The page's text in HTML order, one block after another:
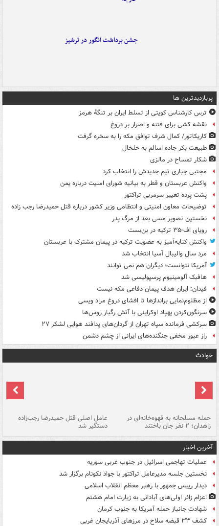
جشن برداشت انگور در ترشیز
پربازدیدترین ها
ترس کارشناس کویتی از تسلط ایران بر تنگۀ هرمز
نقشه کشی برای فتنه و اصرار بر دروغ
کاریکاتور/ کمال شرف توافق مکه را به سخره گرفت
طبیعت بکر جاده اسالم به خلخال
شکار تمساح در مالزی
مجتبی جباری تیم جدیدش را انتخاب کرد
واکنش عربستان و قطر به بیانیه شورای امنیت درباره یمن
پشت پرده تغییر سرمربی تراکتور
توضیحات معاون امنیتی و انتظامی وزیر کشور درباره قتل حمیدرضا رجب زاده
نخستین تصویر مسی بعد از مرگ پدر
رویای اف-۳۵ ترکیه در بن‌بست
واکنش کنایه‌آمیز به عضویت ترکیه در پیمان مشترک با عربستان
مرد سال والیبال آسیا انتخاب شد
آمریکا نتوانست؛ دیگران هم نمی توانند
هافبک آلومینیوم پرسپولیسی شد
فیدان: ایران هدف پیمان دفاعی مکه نیست
از مظلوم‌نمایی براندازها تا افشای دروغ مراد ویسی
سرنگون‌کردن پهپاد اوکراینی با آتش رگبار روس‌ها
سرکشی فرمانده سپاه تهران از گردان‌های پدافند هوایی لشکر ۲۷
راز عبور مخفی جنگنده‌های ایرانی از چشم دشمن
حوادث
حمله مسلحانه به قهوه‌خانه‌ای در
زاهدان؛ ۲ نفر جان باختند
عامل اصلی قتل حمیدرضا رجب‌زاده
دستگیر شد
آخرین اخبار
عملیات تهاجمی اسرائیل در جنوب غربی سوریه
نخستین جلسه مدیرعامل تراکتور با جواد نکونام برگزار شد
دیدار رییس جمهور با رهبر معظم انقلاب اسلامی
اعزام زائر اولی‌های آبادانی به زیارت امام هشتم
شهادت جانباز حمله آمریکا به جنوب کرمان
کشف ۳۳ قبضه سلاح در مرزهای آذربایجان غربی